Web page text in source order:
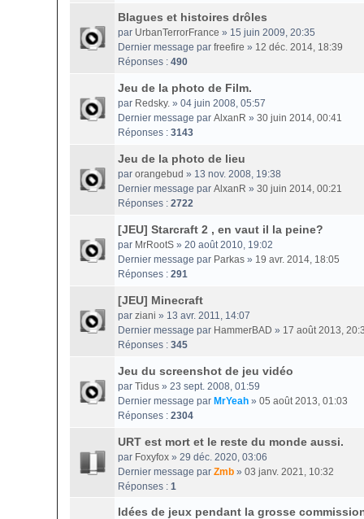
Blagues et histoires drôles
par UrbanTerrorFrance » 15 juin 2009, 20:35
Dernier message par freefire » 12 déc. 2014, 18:39
Réponses : 490
Jeu de la photo de Film.
par Redsky. » 04 juin 2008, 05:57
Dernier message par AlxanR » 30 juin 2014, 00:41
Réponses : 3143
Jeu de la photo de lieu
par orangebud » 13 nov. 2008, 19:38
Dernier message par AlxanR » 30 juin 2014, 00:21
Réponses : 2722
[JEU] Starcraft 2 , en vaut il la peine?
par MrRootS » 20 août 2010, 19:02
Dernier message par Parkas » 19 avr. 2014, 18:05
Réponses : 291
[JEU] Minecraft
par ziani » 13 avr. 2011, 14:07
Dernier message par HammerBAD » 17 août 2013,
Réponses : 345
Jeu du screenshot de jeu vidéo
par Tidus » 23 sept. 2008, 01:59
Dernier message par MrYeah » 05 août 2013, 01:03
Réponses : 2304
URT est mort et le reste du monde aussi.
par Foxyfox » 29 déc. 2020, 03:06
Dernier message par Zmb » 03 janv. 2021, 10:32
Réponses : 1
Idées de jeux pendant la grosse